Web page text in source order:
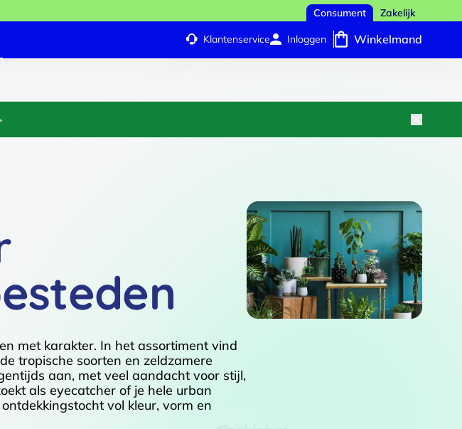
Consument Zakelijk
Klantenservice Inloggen Winkelmand
met karakter. In het assortiment vind
tropische soorten en zeldzamere
aan, met veel aandacht voor stijl,
als eyecatcher of je hele urban
vol kleur, vorm en